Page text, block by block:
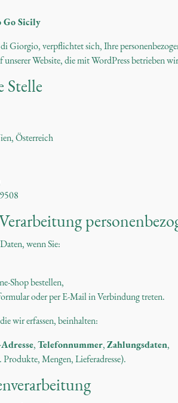
Go Sicily
Giorgio, verpflichtet sich, Ihre
unserer Website, die mit WordPress betrieben
Stelle
Österreich
wenn Sie:
Shop bestellen,
oder per E-Mail in Verbindung treten.
wir erfassen, beinhalten:
, Telefonnummer, Zahlungsdaten,
Mengen, Lieferadresse).